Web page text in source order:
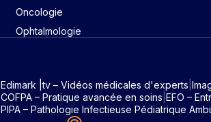
Oncologie
Ophtalmologie
Edimark |tv – Vidéos médicales d'experts
COFPA – Pratique avancée en soins EFO –
PIPA – Pathologie Infectieuse Pédiatrique